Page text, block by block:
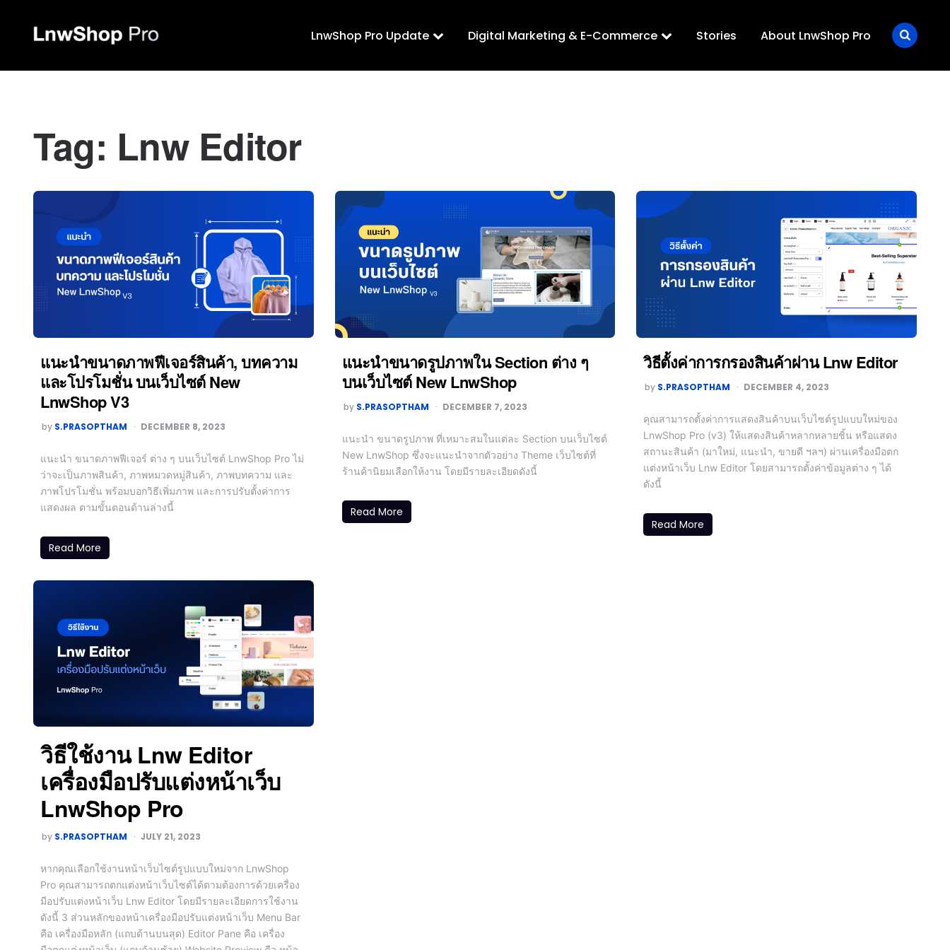
LnwShop Pro Update Digital Marketing & E-Commerce Stories About LnwShop Pro
Tag: Lnw Editor
แนะนำขนาดภาพฟีเจอร์สินค้า, บทความ
และโปรโมชั่น บนเว็บไซต์ New
LnwShop V3
by S.PRASOPTHAM DECEMBER 8, 2023
แนะนำ ขนาดภาพฟีเจอร์ ต่าง ๆ บนเว็บไซต์ LnwShop Pro ไม่
ว่าจะเป็นภาพสินค้า, ภาพหมวดหมู่สินค้า, ภาพบทความ และ
ภาพโปรโมชั่น พร้อมบอกวิธีเพิ่มภาพ และการปรับตั้งค่าการ
แสดงผล ตามขั้นตอนด้านล่างนี้
Read More
แนะนำขนาดรูปภาพใน Section ต่าง ๆ
บนเว็บไซต์ New LnwShop
by S.PRASOPTHAM DECEMBER 7, 2023
แนะนำ ขนาดรูปภาพ ที่เหมาะสมในแต่ละ Section บนเว็บไซต์
New LnwShop ซึ่งจะแนะนำจากตัวอย่าง Theme เว็บไซต์ที่
ร้านค้านิยมเลือกให้งาน โดยมีรายละเอียดดังนี้
Read More
วิธีตั้งค่าการกรองสินค้าผ่าน Lnw Editor
by S.PRASOPTHAM DECEMBER 4, 2023
คุณสามารถตั้งค่าการแสดงสินค้าบนเว็บไซต์รูปแบบใหม่ของ
LnwShop Pro (v3) ให้แสดงสินค้าหลากหลายชิ้น หรือแสดง
สถานะสินค้า (มาใหม่, แนะนำ, ขายดี ฯลฯ) ผ่านเครื่องมือตก
แต่งหน้าเว็บ Lnw Editor โดยสามารถตั้งค่าข้อมูลต่าง ๆ ได้
ดังนี้
Read More
วิธีใช้งาน Lnw Editor
เครื่องมือปรับแต่งหน้าเว็บ
LnwShop Pro
by S.PRASOPTHAM JULY 21, 2023
หากคุณเลือกใช้งานหน้าเว็บไซต์รูปแบบใหม่จาก LnwShop
Pro คุณสามารถตกแต่งหน้าเว็บไซต์ได้ตามต้องการด้วยเครื่อง
มือปรับแต่งหน้าเว็บ Lnw Editor โดยมีรายละเอียดการใช้งาน
ดังนี้ 3 ส่วนหลักของหน้าเครื่องมือปรับแต่งหน้าเว็บ Menu Bar
คือ เครื่องมือหลัก (แถบด้านบนสุด) Editor Pane คือ เครื่อง